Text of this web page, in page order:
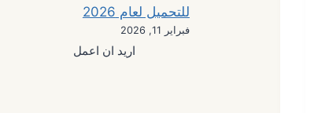
للتحميل لعام 2026
فبراير 11, 2026
اريد ان اعمل